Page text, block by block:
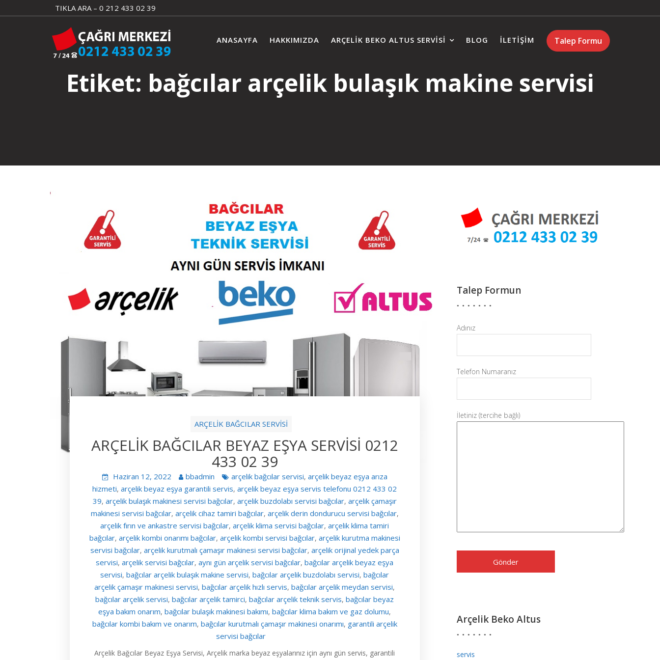
to
TIKLA ARA – 0 212 433 02 39
Talep Formu
ANASAYFA HAKKIMIZDA ARÇELIK BEKO ALTUS SERVISI BLOG İLETIŞIM
Etiket: bağcılar arçelik bulaşık makine servisi
ARÇELİK BAĞCILAR SERVİSİ
ARÇELİK BAĞCILAR BEYAZ EŞYA SERVİSİ 0212
433 02 39
Haziran 12, 2022 bbadmin arçelik bağcılar servisi, arçelik beyaz eşya arıza
hizmeti,arçelik beyaz eşya garantili servis,arçelik beyaz eşya servis telefonu 0212 433 02
39, arçelik bulaşık makinesi servisi bağcılar, arçelik buzdolabı servisi bağcılar, arçelik çamaşır
makinesi servisi bağcılar, arçelik cihaz tamiri bağcılar, arçelik derin dondurucu servisi bağcılar,
arçelik fırın ve ankastre servisi bağcılar,arçelik klima servisi bağcılar,arçelik klima tamiri
bağcılar, arçelik kombi onarımı bağcılar, arçelik kombi servisi bağcılar, arçelik kurutma makinesi
servisi bağcılar, arçelik kurutmalı çamaşır makinesi servisi bağcılar, arçelik orijinal yedek parça
servisi,arçelik servisi bağcılar,aynı gün arçelik servisi bağcılar,bağcılar arçelik beyaz eşya
servisi,bağcılar arçelik bulaşık makine servisi,bağcılar arçelik buzdolabı servisi,bağcılar
arçelik çamaşır makinesi servisi,bağcılar arçelik hızlı servis,bağcılar arçelik meydan servisi,
bağcılar arçelik servisi,bağcılar arçelik tamirci,bağcılar arçelik teknik servis,bağcılar beyaz
eşya bakım onarım,bağcılar bulaşık makinesi bakımı,bağcılar klima bakım ve gaz dolumu,
bağcılar kombi bakım ve onarım, bağcılar kurutmalı çamaşır makinesi onarımı, garantili arçelik
servisi bağcılar
Arçelik Bağcılar Beyaz Eşya Servisi, Arçelik marka beyaz eşyalarınız için aynı gün servis, garantili
Talep Formun
Adınız
Telefon Numaranız
İletiniz (tercihe bağlı)
Arçelik Beko Altus
servis